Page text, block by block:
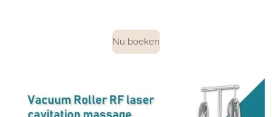
Nu boeken